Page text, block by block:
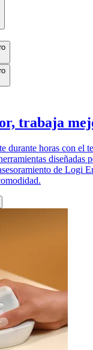
trabaja
durante horas con el
diseñadas
de Logi